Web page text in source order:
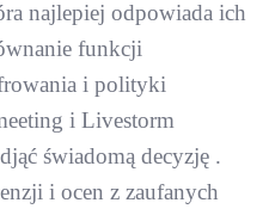
najlepiej odpowiada ich
funkcji
i polityki
i Livestorm
świadomą decyzję .
i ocen z zaufanych